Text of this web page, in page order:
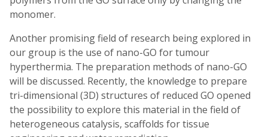
monomer.
Another promising field of research being explored in
our group is the use of nano-GO for tumour
hyperthermia. The preparation methods of nano-GO
will be discussed. Recently, the knowledge to prepare
tri-dimensional (3D) structures of reduced GO opened
the possibility to explore this material in the field of
heterogeneous catalysis, scaffolds for tissue